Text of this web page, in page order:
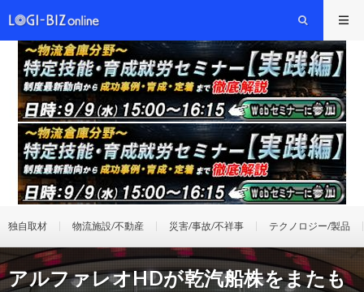
独自取材 物流施設/不動産 災害/事故/不祥事 テクノロジー/製品
アルファレオHDが乾汽船株をまたも